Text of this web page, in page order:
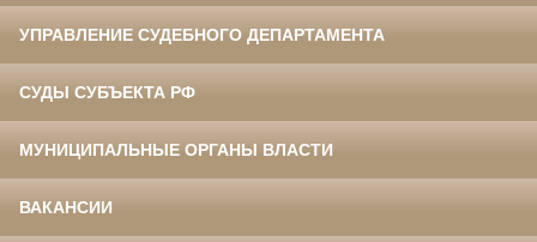
УПРАВЛЕНИЕ СУДЕБНОГО ДЕПАРТАМЕНТА
СУДЫ СУБЪЕКТА РФ
МУНИЦИПАЛЬНЫЕ ОРГАНЫ ВЛАСТИ
ВАКАНСИИ